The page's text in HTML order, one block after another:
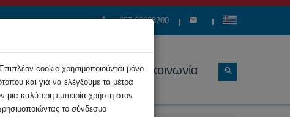
+357 22808200
Διάρθρωση Επικοινωνία
cookie χρησιμοποιούνται μόνο
και για να ελέγξουμε τα μέτρα
μια καλύτερη εμπειρία χρήστη στον
το σύνδεσμο